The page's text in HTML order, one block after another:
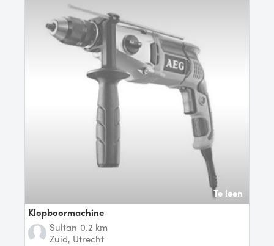
Te leen
Klopboormachine
Sultan 0.2 km
Zuid, Utrecht